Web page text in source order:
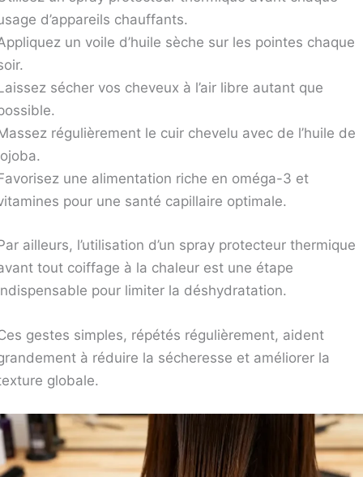
d’appareils chauffants.
un voile d’huile sèche sur les pointes chaque
sécher vos cheveux à l’air libre autant que
régulièrement le cuir chevelu avec de l’huile de
une alimentation riche en oméga-3 et
pour une santé capillaire optimale.
ailleurs, l’utilisation d’un spray protecteur thermique
tout coiffage à la chaleur est une étape
pour limiter la déshydratation.
gestes simples, répétés régulièrement, aident
à réduire la sécheresse et améliorer la
globale.